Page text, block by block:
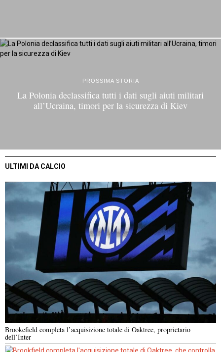
PROSSIMA STORIA
La Polonia declassifica tutti i dati sugli aiuti militari
all’Ucraina, timori per la sicurezza di Kiev
ULTIMI DA CALCIO
Brookefield completa l’acquisizione totale di Oaktree, proprietario
dell’Inter